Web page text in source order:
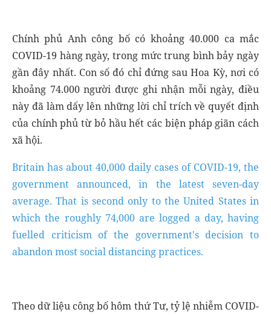
Chính phủ Anh công bố có khoảng 40.000 ca mắc
COVID-19 hàng ngày, trong mức trung bình bảy ngày
gần đây nhất. Con số đó chỉ đứng sau Hoa Kỳ, nơi có
khoảng 74.000 người được ghi nhận mỗi ngày, điều
này đã làm dấy lên những lời chỉ trích về quyết định
của chính phủ từ bỏ hầu hết các biện pháp giãn cách
xã hội.
Britain has about 40,000 daily cases of COVID-19, the
government announced, in the latest seven-day
average. That is second only to the United States in
which the roughly 74,000 are logged a day, having
fuelled criticism of the government's decision to
abandon most social distancing practices.
Theo dữ liệu công bố hôm thứ Tư, tỷ lệ nhiễm COVID-